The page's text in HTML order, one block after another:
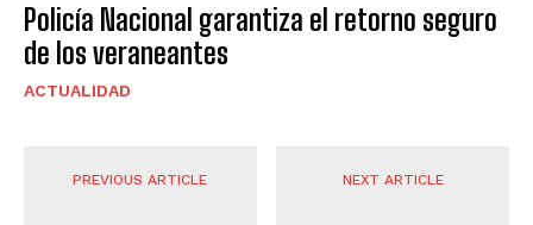
Policía Nacional garantiza el retorno seguro
de los veraneantes
ACTUALIDAD
PREVIOUS ARTICLE NEXT ARTICLE